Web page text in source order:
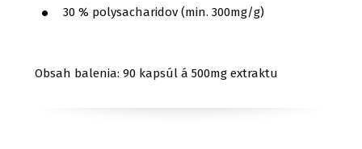
30 % polysacharidov (min. 300mg/g)
Obsah balenia: 90 kapsúl á 500mg extraktu